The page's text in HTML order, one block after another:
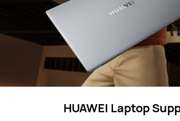
HUAWEI Laptop